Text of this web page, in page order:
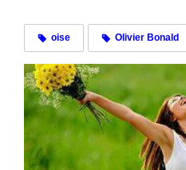
oise Olivier Bonald